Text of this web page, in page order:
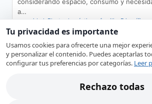
considerando espacio, consumo y
a…
capacidad,Electrodomésticos,familia,Frigoríficos
Tu privacidad es importante
Usamos cookies para ofrecerte una mejor
y personalizar el contenido. Puedes aceptarlas
configurar tus preferencias por categorías. Leer
Rechazo todas